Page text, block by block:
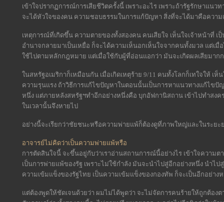
เข้าใจปรากฏการณ์การเสียชีวิตครั้งนี้ เพราะอะไร เพราะถ้ารัฐรักษาแน
จะได้หัวใจของคน ความชอบธรรมในการแก้ปัญหา สิ่งที่จะได้มาคือความ
เหตุการณ์ที่เกิดขึ้น ความตายของทั้งสองคน คนเสียใจ เห็นใจเจ้าหน้าที่ เ
อำนาจกลายมาเป็นเหยื่อ ก็จะได้ความเห็นอกเห็นใจจากคนทั้งมวล แต่
ใช้ไปตามหลักกฎหมาย แต่เมื่อใช้กับผู้ที่อ่อนแอกว่า มันจะเกิดผลเสียมาก
ในสหรัฐอเมริกาก็เหมือนกัน เมื่อเกิดเหตุร้าย 9/11 คนทั้งโลกก็เทใจให้ เ
ความรุนแรง ถ้าวิธีการแก้ไขปัญหาในตอนนั้นเป็นการหาแนวทางแก้ไขปั
หนึ่ง แต่ภายหลังสหรัฐฯทำอีกอย่างหนึ่งคือ บุกอัฟกานิสถาน เข้าไปทำสง
ในเวลานั้นจึงหายไป
อย่างนี้จะเรียกว่าชัยชนะหรือความพ่ายแพ้ก็ต้องดูที่ภาพใหญ่และในระยะ
อาจารย์ไม่คิดว่าเป็นความพ่ายแพ้หรือ
การตัดสินใจนี้ จะขึ้นอยู่กับว่าเราอ่านสถานการณ์นี้อย่างไร เข้าใจความต
เป็นการพ่ายแพ้ของรัฐ เพราะไม่ใช้กำลัง มันจะนำไปสู่อีกอย่างหนึ่ง นำไ
ความเข้มแข็งของรัฐไทย เป็นความเข้มแข็งของกองทัพ ก็จะเป็นอีกอย่าง
แต่ต้องพูดให้ชัดเจนด้วยว่า ผมไม่ได้พูดว่า จะไม่จัดการคนร้ายให้ถูกต้อ